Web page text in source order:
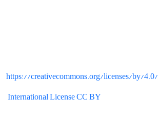
https://creativecommons.org/licenses/by/4.0/
International License CC BY